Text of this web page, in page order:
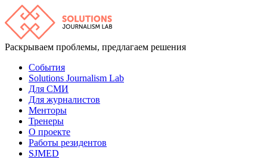
Раскрываем проблемы, предлагаем решения
События
Solutions Journalism Lab
Для СМИ
Для журналистов
Менторы
Тренеры
О проекте
Работы резидентов
SJMED